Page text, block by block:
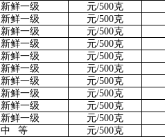
新鲜一级
元/500克
新鲜一级
元/500克
新鲜一级
元/500克
新鲜一级
元/500克
新鲜一级
元/500克
新鲜一级
元/500克
新鲜一级
元/500克
新鲜一级
元/500克
新鲜一级
元/500克
新鲜一级
元/500克
中 等
元/500克